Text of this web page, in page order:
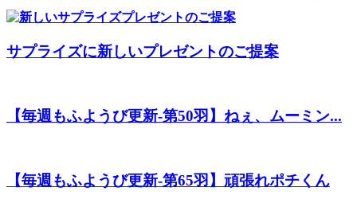
サプライズに新しいプレゼントのご提案
【毎週もふようび更新-第50羽】ねぇ、ムーミン...
【毎週もふようび更新-第65羽】頑張れポチくん